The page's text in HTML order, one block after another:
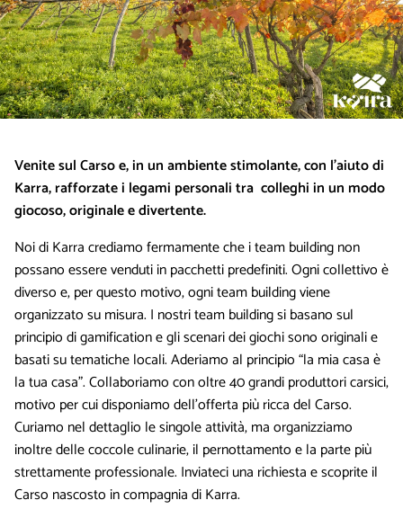
Venite sul Carso e, in un ambiente stimolante, con l’aiuto di
Karra, rafforzate i legami personali tra colleghi in un modo
giocoso, originale e divertente.
Noi di Karra crediamo fermamente che i team building non
possano essere venduti in pacchetti predefiniti. Ogni collettivo è
diverso e, per questo motivo, ogni team building viene
organizzato su misura. I nostri team building si basano sul
principio di gamification e gli scenari dei giochi sono originali e
basati su tematiche locali. Aderiamo al principio “la mia casa è
la tua casa”. Collaboriamo con oltre 40 grandi produttori carsici,
motivo per cui disponiamo dell’offerta più ricca del Carso.
Curiamo nel dettaglio le singole attività, ma organizziamo
inoltre delle coccole culinarie, il pernottamento e la parte più
strettamente professionale. Inviateci una richiesta e scoprite il
Carso nascosto in compagnia di Karra.